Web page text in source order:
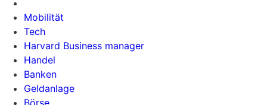
Mobilität
Tech
Harvard Business manager
Handel
Banken
Geldanlage
Börse